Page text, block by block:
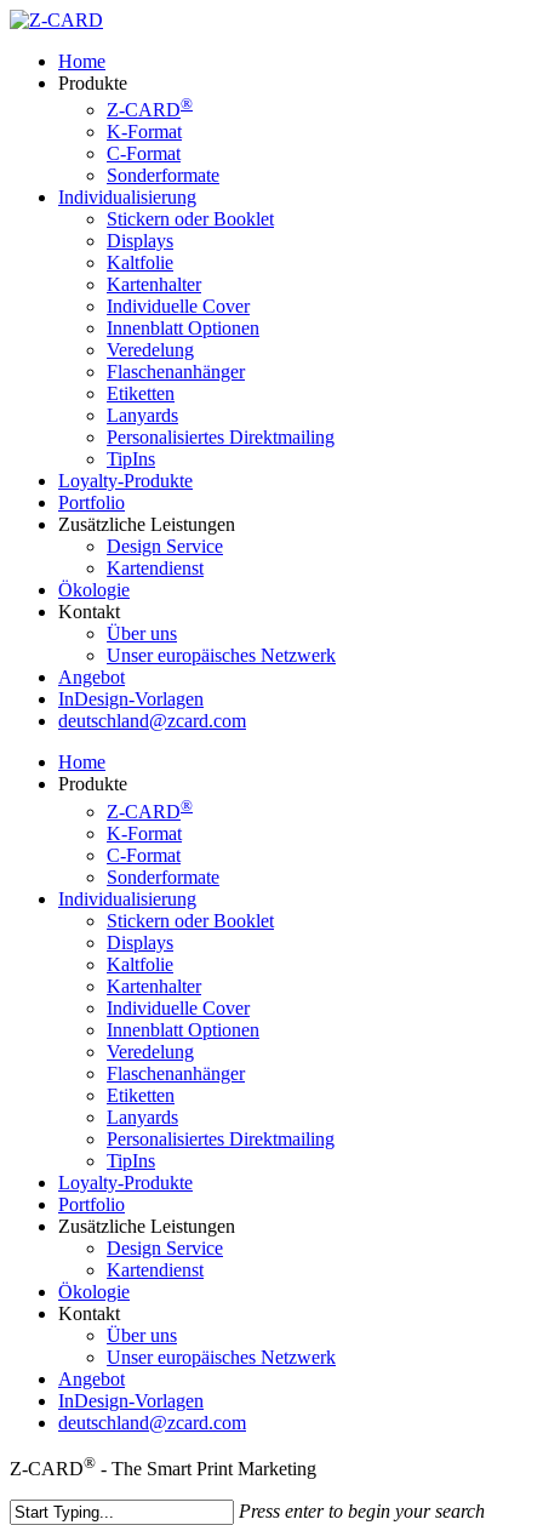
Skip
main
content
Menu
Home
Produkte
Z-CARD®
K-Format
C-Format
Sonderformate
Individualisierung
Stickern oder Booklet
Displays
Kaltfolie
Kartenhalter
Individuelle Cover
Innenblatt Optionen
Veredelung
Flaschenanhänger
Etiketten
Lanyards
Personalisiertes Direktmailing
TipIns
Loyalty-Produkte
Portfolio
Zusätzliche Leistungen
Design Service
Kartendienst
Ökologie
Kontakt
Über uns
Unser europäisches Netzwerk
Angebot
InDesign-Vorlagen
deutschland@zcard.com
Home
Produkte
Z-CARD®
K-Format
C-Format
Sonderformate
Individualisierung
Stickern oder Booklet
Displays
Kaltfolie
Kartenhalter
Individuelle Cover
Innenblatt Optionen
Veredelung
Flaschenanhänger
Etiketten
Lanyards
Personalisiertes Direktmailing
TipIns
Loyalty-Produkte
Portfolio
Zusätzliche Leistungen
Design Service
Kartendienst
Ökologie
Kontakt
Über uns
Unser europäisches Netzwerk
Angebot
InDesign-Vorlagen
deutschland@zcard.com
Z-CARD® - The Smart Print Marketing
Press enter to begin your search